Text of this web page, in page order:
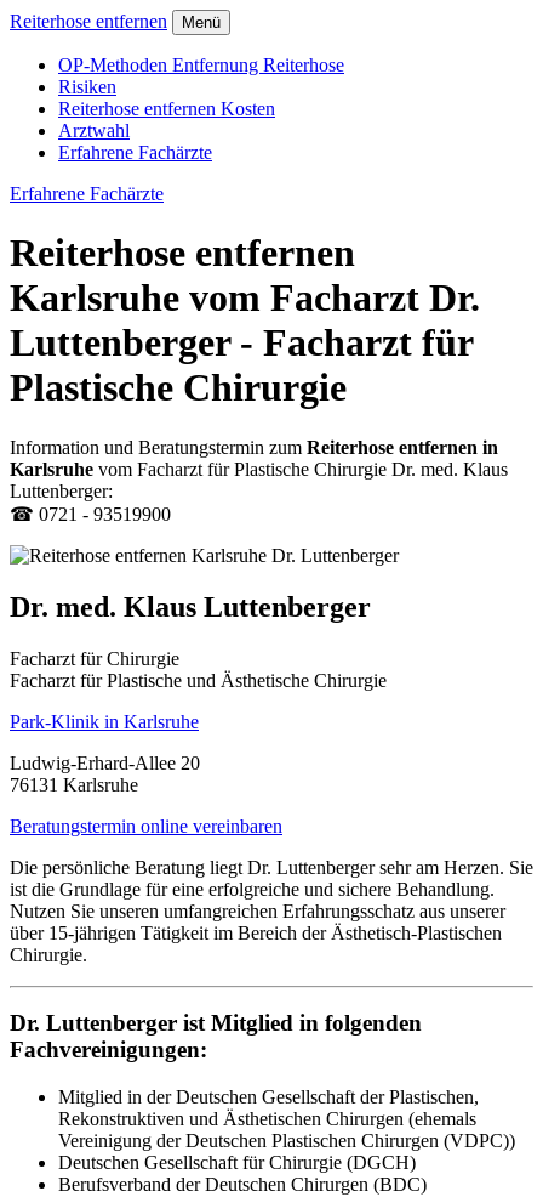
Reiterhose entfernen Menü
OP-Methoden Entfernung Reiterhose
Risiken
Reiterhose entfernen Kosten
Arztwahl
Erfahrene Fachärzte
Erfahrene Fachärzte
Reiterhose entfernen
Karlsruhe vom Facharzt Dr.
Luttenberger - Facharzt für
Plastische Chirurgie
Information und Beratungstermin zum Reiterhose entfernen in
Karlsruhe vom Facharzt für Plastische Chirurgie Dr. med. Klaus
Luttenberger:
☎ 0721 - 93519900
Dr. med. Klaus Luttenberger
Facharzt für Chirurgie
Facharzt für Plastische und Ästhetische Chirurgie
Park-Klinik in Karlsruhe
Ludwig-Erhard-Allee 20
76131 Karlsruhe
Beratungstermin online vereinbaren
Die persönliche Beratung liegt Dr. Luttenberger sehr am Herzen. Sie
ist die Grundlage für eine erfolgreiche und sichere Behandlung.
Nutzen Sie unseren umfangreichen Erfahrungsschatz aus unserer
über 15-jährigen Tätigkeit im Bereich der Ästhetisch-Plastischen
Chirurgie.
Dr. Luttenberger ist Mitglied in folgenden
Fachvereinigungen:
Mitglied in der Deutschen Gesellschaft der Plastischen,
Rekonstruktiven und Ästhetischen Chirurgen (ehemals
Vereinigung der Deutschen Plastischen Chirurgen (VDPC))
Deutschen Gesellschaft für Chirurgie (DGCH)
Berufsverband der Deutschen Chirurgen (BDC)